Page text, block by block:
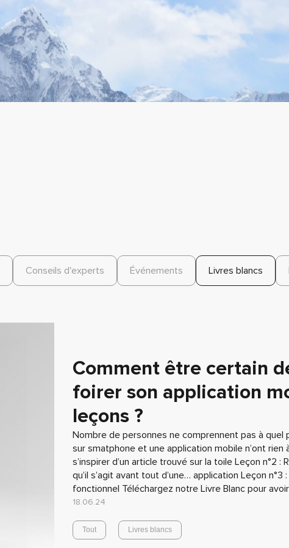
Conseils d'experts Événements Livres blancs
Comment être certain
foirer son application
leçons ?
Nombre de personnes ne comprennent pas à quel
sur smatphone et une application mobile n’ont rien
s’inspirer d’un article trouvé sur la toile Leçon n°2 :
qu’il s’agit avant tout d’une… application Leçon n°3
fonctionnel Téléchargez notre Livre Blanc pour
18.06.24
Tout Livres blancs